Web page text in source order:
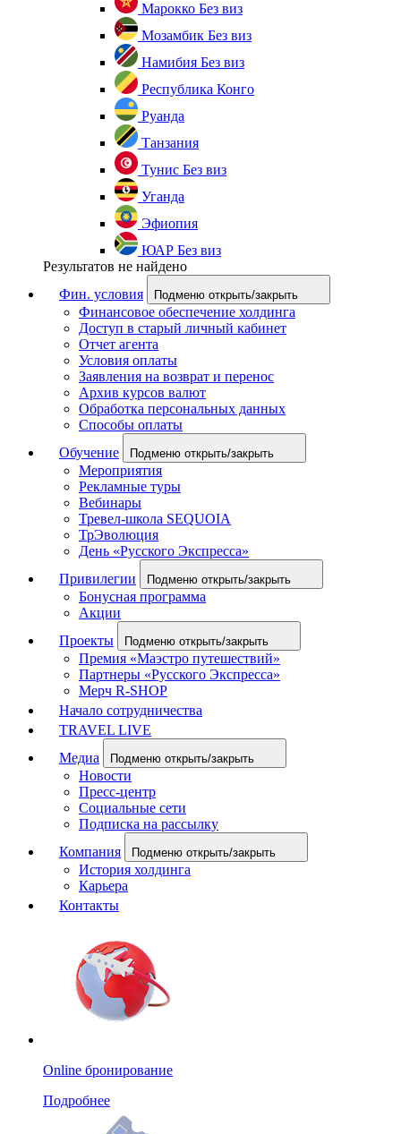
Марокко Без виз
Мозамбик Без виз
Намибия Без виз
Республика Конго
Руанда
Танзания
Тунис Без виз
Уганда
Эфиопия
ЮАР Без виз
Результатов не найдено
Фин. условия
Подменю открыть/закрыть
Финансовое обеспечение холдинга
Доступ в старый личный кабинет
Отчет агента
Условия оплаты
Заявления на возврат и перенос
Архив курсов валют
Обработка персональных данных
Способы оплаты
Обучение
Подменю открыть/закрыть
Мероприятия
Рекламные туры
Вебинары
Тревел-школа SEQUOIA
ТрЭволюция
День «Русского Экспресса»
Привилегии
Подменю открыть/закрыть
Бонусная программа
Акции
Проекты
Подменю открыть/закрыть
Премия «Маэстро путешествий»
Партнеры «Русского Экспресса»
Мерч R-SHOP
Начало сотрудничества
TRAVEL LIVE
Медиа
Подменю открыть/закрыть
Новости
Пресс-центр
Социальные сети
Подписка на рассылку
Компания
Подменю открыть/закрыть
История холдинга
Карьера
Контакты
Online бронирование
Подробнее